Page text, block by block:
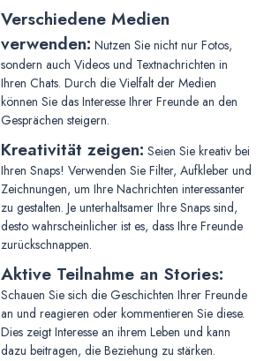
Verschiedene Medien
verwenden: Nutzen Sie nicht nur Fotos,
sondern auch Videos und Textnachrichten in
Ihren Chats. Durch die Vielfalt der Medien
können Sie das Interesse Ihrer Freunde an den
Gesprächen steigern.
Kreativität zeigen: Seien Sie kreativ bei
Ihren Snaps! Verwenden Sie Filter, Aufkleber und
Zeichnungen, um Ihre Nachrichten interessanter
zu gestalten. Je unterhaltsamer Ihre Snaps sind,
desto wahrscheinlicher ist es, dass Ihre Freunde
zurückschnappen.
Aktive Teilnahme an Stories:
Schauen Sie sich die Geschichten Ihrer Freunde
an und reagieren oder kommentieren Sie diese.
Dies zeigt Interesse an ihrem Leben und kann
dazu beitragen, die Beziehung zu stärken.